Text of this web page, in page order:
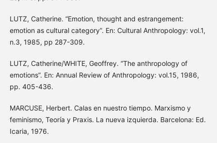
LUTZ, Catherine. “Emotion, thought and estrangement:
emotion as cultural category”. En: Cultural Anthropology: vol.1,
n.3, 1985, pp 287-309.
LUTZ, Catherine/WHITE, Geoffrey. “The anthropology of
emotions”. En: Annual Review of Anthropology: vol.15, 1986,
pp. 405-436.
MARCUSE, Herbert. Calas en nuestro tiempo. Marxismo y
feminismo, Teoría y Praxis. La nueva izquierda. Barcelona: Ed.
Icaria, 1976.